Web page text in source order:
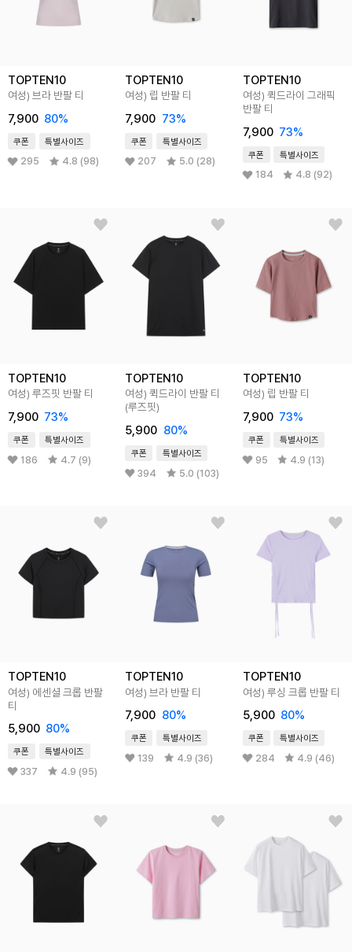
TOPTEN10
여성) 브라 반팔 티
7,900 80%
쿠폰 특별사이즈
295 4.8 (98)
TOPTEN10
여성) 립 반팔 티
7,900 73%
쿠폰 특별사이즈
207 5.0 (28)
TOPTEN10
여성) 퀵드라이 그래픽
반팔 티
7,900 73%
쿠폰 특별사이즈
184 4.8 (92)
TOPTEN10
여성) 루즈핏 반팔 티
7,900 73%
쿠폰 특별사이즈
186 4.7 (9)
TOPTEN10
여성) 퀵드라이 반팔 티
(루즈핏)
5,900 80%
쿠폰 특별사이즈
394 5.0 (103)
TOPTEN10
여성) 립 반팔 티
7,900 73%
쿠폰 특별사이즈
95 4.9 (13)
TOPTEN10
여성) 에센셜 크롭 반팔
티
5,900 80%
쿠폰 특별사이즈
337 4.9 (95)
TOPTEN10
여성) 브라 반팔 티
7,900 80%
쿠폰 특별사이즈
139 4.9 (36)
TOPTEN10
여성) 루싱 크롭 반팔 티
5,900 80%
쿠폰 특별사이즈
284 4.9 (46)